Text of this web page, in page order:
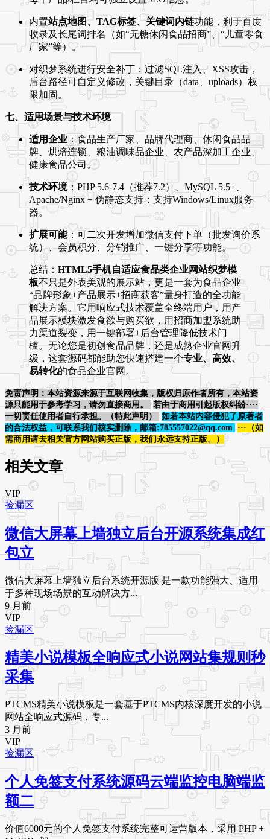
内置站点地图、TAG标签、关键词内链功能，利于百度
收录及长尾词排名（如“无糖休闲食品招商”、“儿童零食
厂家”等）。
对织梦系统进行安全补丁：过滤SQL注入、XSS攻击，
后台路径可自定义修改，关键目录（data、uploads）权
限加固。
七、适用场景与技术环境
适用企业 ：食品生产厂家、品牌代理商、休闲食品品
牌、烘焙连锁、粮油调味品企业、农产品深加工企业、
健康食品公司。
技术环境：PHP 5.6-7.4（推荐7.2）、MySQL 5.5+、
Apache/Nginx + 伪静态支持；支持Windows/Linux服务
器。
扩展可能：可二次开发增加微信支付下单（批发询价系
统）、会员积分、分销推广、一键分享等功能。
总结： HTML5手机自适应食品类企业网站织梦模
板不只是外表美观的展示站，更是一套为食品企业
“品牌形象+产品展示+招商获客”量身打造的全功能
解决方案。它用响应式技术覆盖全终端用户，用产
品展示模块激发食欲与购买欲，用招商加盟系统助
力渠道裂变，用一键部署+后台管理降低技术门
槛。无论您是初创食品品牌，还是成熟企业官网升
级，这套源码都能助您快速搭建一个专业、高效、
易转化的食品企业官网。
免责声明：本站资源来源于互联网收集，版权归原作者所有，本站资
源只能用于参考学习，请勿直接商用。
若由于商用引起版权纠纷····
一切责任使用者自行承担。（特此声明）
如若本站内容侵犯了原著者
的合法权益，可联系我们核实删除，邮箱:785557022@qq.com
···（如
需商用请去相关官方网站购买正版，我们永远支持正版。）
相关文章
VIP
捡漏区
微信大屏幕上墙独立后台开源系统集成红
包立
微信大屏幕上墙独立后台系统开源版 是一款功能强大、适用
于多种现场场景的互动解决方...
9 月前
VIP
捡漏区
精美小说模板全响应式小说网站集规则秒
采集
PTCMS精美小说模板是一套基于PTCMS内核深度开发的小说
网站全响应式源码，专...
3 月前
VIP
捡漏区
个人免签支付系统源码云端监控电脑端监
额二
价值6000元的个人免签支付系统完整可运营版本，采用 PHP +